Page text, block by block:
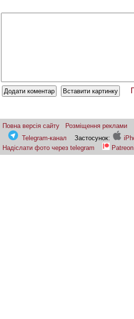
Повна версія сайту Розміщення реклами
Telegram-канал
Застосунок:
Надіслати фото через telegram
Patreon